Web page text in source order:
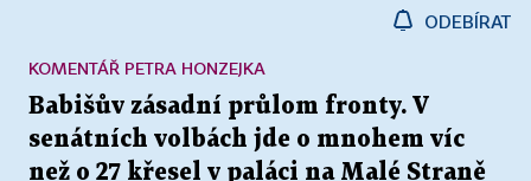
ODEBÍRAT
Babišův zásadní průlom fronty. V
senátních volbách jde o mnohem víc
než o 27 křesel v paláci na Malé Straně
KOMENTÁŘ PETRA HONZEJKA